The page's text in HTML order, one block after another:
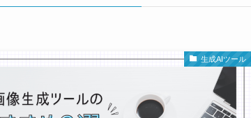
生成AIツール